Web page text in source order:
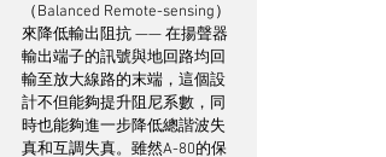
（Balanced Remote-sensing）
來降低輸出阻抗 —— 在揚聲器
輸出端子的訊號與地回路均回
輸至放大線路的末端，這個設
計不但能夠提升阻尼系數，同
時也能夠進一步降低總諧波失
真和互調失真。雖然A-80的保